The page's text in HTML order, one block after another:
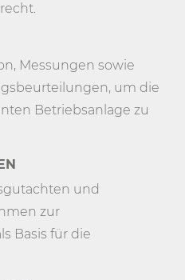
Messungen sowie
um die
Betriebsanlage zu
und
zur
Basis für die